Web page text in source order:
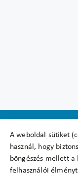
A weboldal sütiket
használ, hogy
böngészés mellett a
felhasználói